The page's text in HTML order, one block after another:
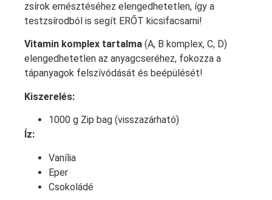
zsírok emésztéséhez elengedhetetlen, így a
testzsírodból is segít ERŐT kicsifacsarni!
Vitamin komplex tartalma (A, B komplex, C, D)
elengedhetetlen az anyagcseréhez, fokozza a
tápanyagok felszívódását és beépülését!
Kiszerelés:
1000 g Zip bag (visszazárható)
Íz:
Vanília
Eper
Csokoládé